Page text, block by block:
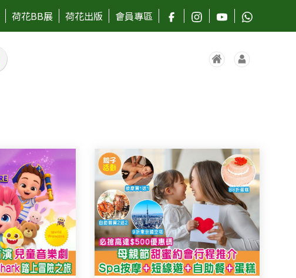
荷花BB展 荷花出版 會員專區